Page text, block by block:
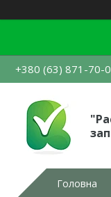
+380 (63) 871-70-
Головна